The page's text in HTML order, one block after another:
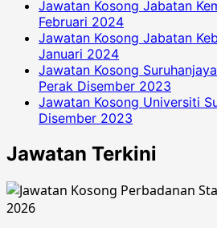
Jawatan Kosong Jabatan
Februari 2024
Jawatan Kosong Jabatan
Januari 2024
Jawatan Kosong
Perak Disember 2023
Jawatan Kosong Universiti
Disember 2023
Jawatan Terkini